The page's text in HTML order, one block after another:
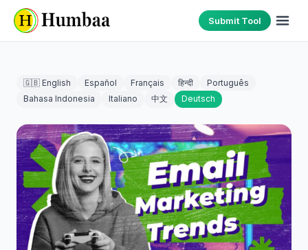
Submit Tool
🇬🇧 English Español Français हिन्दी
Português
Bahasa Indonesia
Italiano 中文 Deutsch